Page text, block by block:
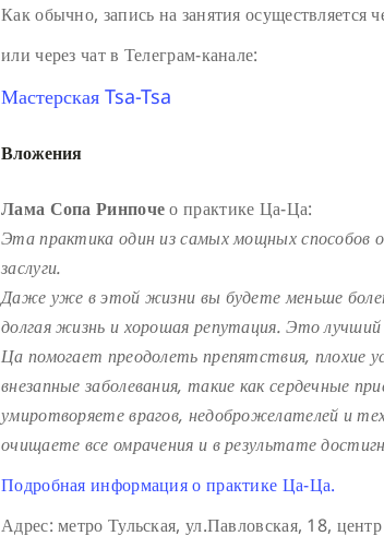
Как обычно, запись на занятия осуществляется
или через чат в Телеграм-канале:
Мастерская Tsa-Tsa
Вложения
Лама Сопа Ринпочео практике Ца-Ца:
Эта практика один из самых мощных
заслуги.
Даже уже в этой жизни вы будете меньше
долгая жизнь и хорошая репутация. Это
Ца помогает преодолеть препятствия, плохие
внезапные заболевания, такие как сердечные
умиротворяете врагов, недоброжелателей и
очищаете все омрачения и в результате
Подробная информация о практике Ца-Ца.
Адрес: метро Тульская, ул.Павловская, 18,